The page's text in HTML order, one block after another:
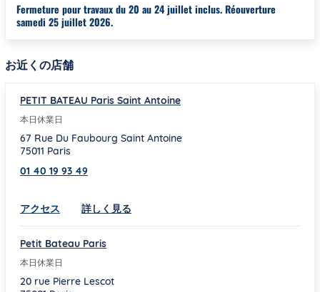
Fermeture pour travaux du 20 au 24 juillet inclus. Réouverture
samedi 25 juillet 2026.
お近くの店舗
PETIT BATEAU Paris Saint Antoine
本日休業日
67 Rue Du Faubourg Saint Antoine
75011 Paris
01 40 19 93 49
アクセス Link Opens in New Tab
詳しく見る
Petit Bateau Paris
本日休業日
20 rue Pierre Lescot